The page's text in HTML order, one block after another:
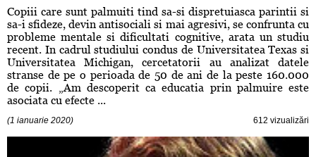
Copiii care sunt palmuiti tind sa-si dispretuiasca parintii si
sa-i sfideze, devin antisociali si mai agresivi, se confrunta cu
probleme mentale si dificultati cognitive, arata un studiu
recent. In cadrul studiului condus de Universitatea Texas si
Universitatea Michigan, cercetatorii au analizat datele
stranse de pe o perioada de 50 de ani de la peste 160.000
de copii. „Am descoperit ca educatia prin palmuire este
asociata cu efecte ...
(1 ianuarie 2020) 612 vizualizări